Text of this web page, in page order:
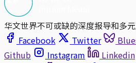
华文世界不可或缺的深度报导和多
Facebook
Twitter
Github
Instagram Linkedin